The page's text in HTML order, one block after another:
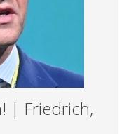
| Friedrich,